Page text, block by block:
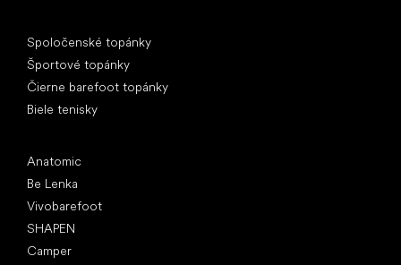
Spoločenské topánky
Športové topánky
Čierne barefoot topánky
Biele tenisky
Anatomic
Be Lenka
Vivobarefoot
SHAPEN
Camper